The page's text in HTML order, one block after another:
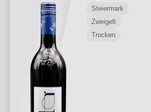
Steiermark
Zweigelt
Trocken